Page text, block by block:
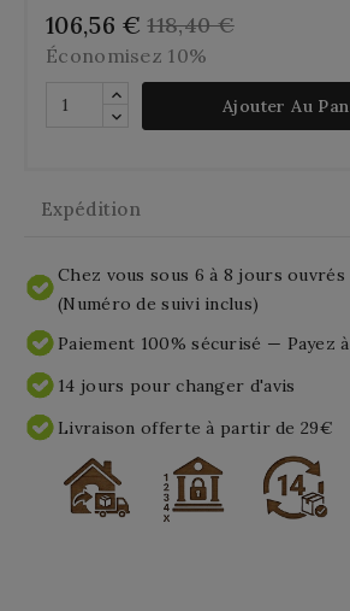
106,56 € 118,40 €
Économisez 10%
Ajouter Au
Expédition
Chez vous sous 6 à 8 jours ouvrés
(Numéro de suivi inclus)
Paiement 100% sécurisé —
14 jours pour changer d'avis
Livraison offerte à partir de 29€